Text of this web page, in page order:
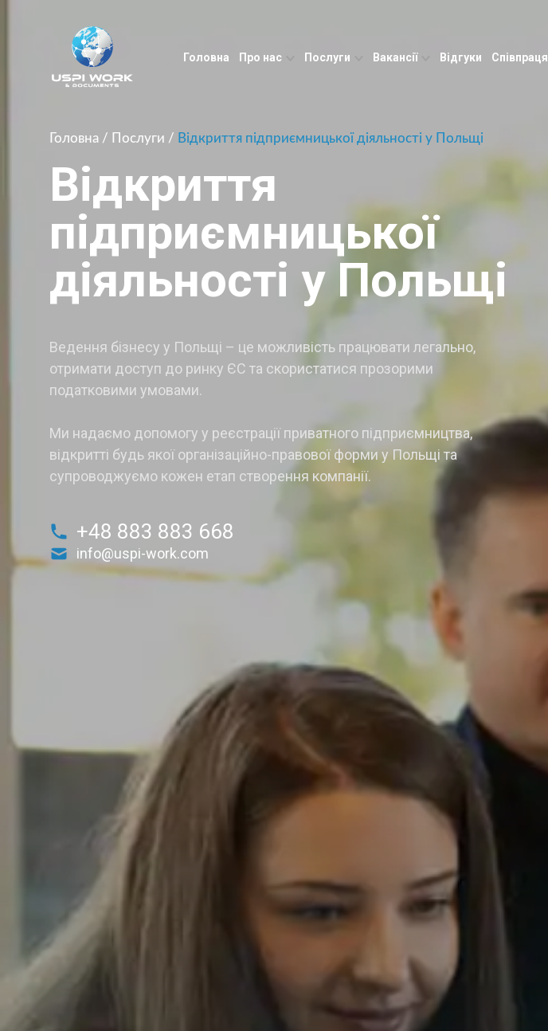
Головна Про нас Послуги Вакансії Відгуки Співпраця
Головна / Послуги / Відкриття підприємницької діяльності у Польщі
Відкриття
підприємницької
діяльності у Польщі
Ведення бізнесу у Польщі – це можливість працювати легально,
отримати доступ до ринку ЄС та скористатися прозорими
податковими умовами.
Ми надаємо допомогу у реєстрації приватного підприємництва,
відкритті будь якої організаційно-правової форми у Польщі та
супроводжуємо кожен етап створення компанії.
+48 883 883 668
info@uspi-work.com